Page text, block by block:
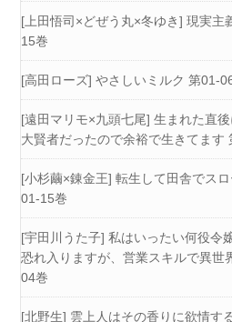
[上田悟司×どぜう丸×冬ゆき] 現実主
15巻
[高田ローズ] やさしいミルク 第01-
[遠田マリモ×九頭七尾] 生まれた直
大賢者だったので余裕で生きてます
[小杉繭×錬金王] 転生して田舎でス
01-15巻
[宇田川うた子] 私はいったい何役令
恐れ入りますが、営業スキルで異世
04巻
[北野生] 雲上人はその香りに欲情す